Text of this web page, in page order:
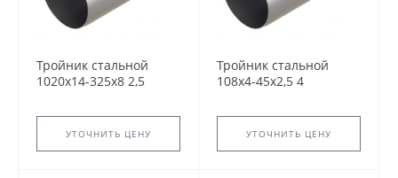
Тройник стальной
1020x14-325х8 2,5
5.903-13 переходный
сварнойУТОЧНИТЬ ЦЕНУ
Тройник стальной
108x4-45х2,5 4
5.903-13 переходный
сварнойУТОЧНИТЬ ЦЕНУ